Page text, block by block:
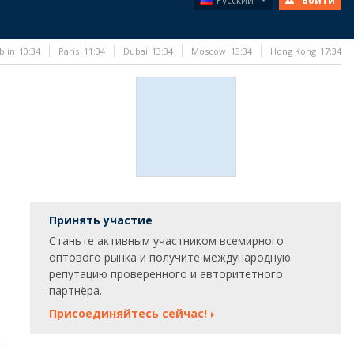
Принять участие
Станьте активным участником всемирного
оптового рынка и получите международную
репутацию проверенного и авторитетного
партнёра.
Присоединяйтесь сейчас!
10:34 Paris 11:34 Dubai 13:34 Moscow 13:34 Hong Kong 17:34